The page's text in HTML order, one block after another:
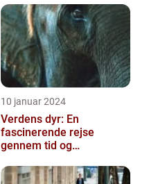
10 januar 2024
Verdens dyr: En
fascinerende rejse
gennem tid og